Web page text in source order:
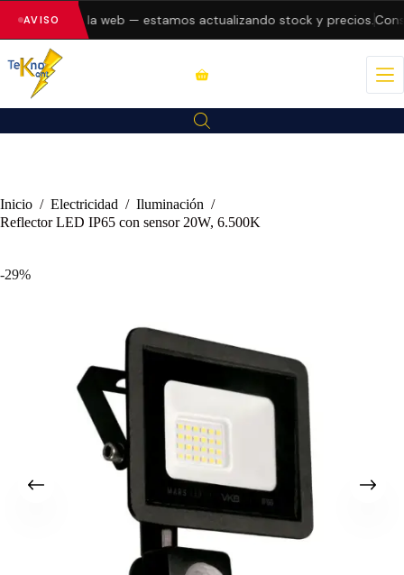
AVISO
errores en la web — estamos actualizando stock y precios.
Inicio / Electricidad / Iluminación /
Reflector LED IP65 con sensor 20W, 6.500K
-29%